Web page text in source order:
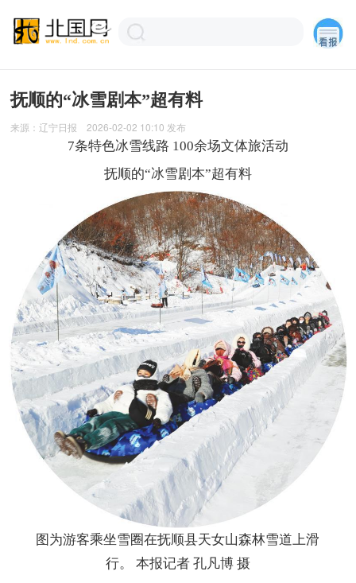
抚顺的“冰雪剧本”超有料
来源：辽宁日报 2026-02-02 10:10 发布
7条特色冰雪线路 100余场文体旅活动
抚顺的“冰雪剧本”超有料
图为游客乘坐雪圈在抚顺县天女山森林雪道上滑
行。 本报记者 孔凡博 摄